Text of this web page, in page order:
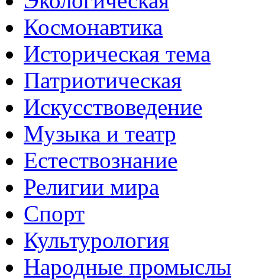
Космонавтика
Историческая тема
Патриотическая
Искусствоведение
Музыка и театр
Естествознание
Религии мира
Спорт
Культурология
Народные промыслы